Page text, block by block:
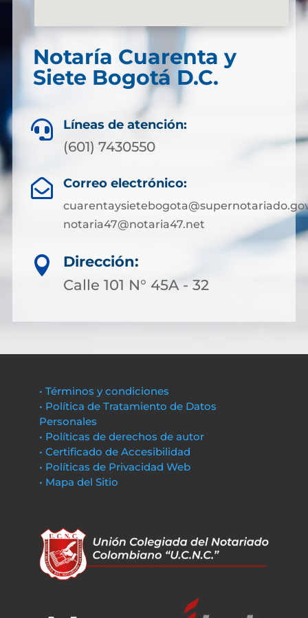
Notaría Cuarenta y
Siete Bogotá D.C.
 Líneas de atención:
(601) 7430550
 Correo electrónico:
notaria47@notaria47.net

Dirección:
Calle 101 N° 45A - 32
• Términos y condiciones
• Política de Tratamiento de Datos
Personales
• Políticas de derechos de autor
• Certificado de Accesibilidad
• Políticas de Privacidad Web
• Mapa del Sitio